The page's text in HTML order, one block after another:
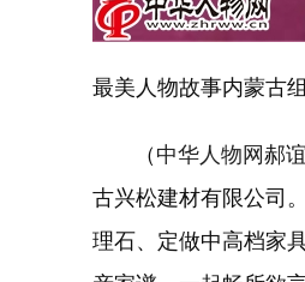
最美人物故事内蒙古
（ 中华人物网 郝
古兴松建材有限公司
理石、定做中高档家